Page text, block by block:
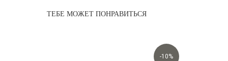
ТЕБЕ МОЖЕТ ПОНРАВИТЬСЯ
-10%